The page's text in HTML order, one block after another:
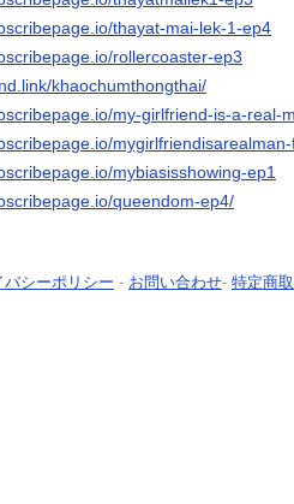
thayat-mai-lek-1-ep4
rollercoaster-ep3
khaochumthongthai/
my-girlfriend-is-a-real-
mybiasisshowing-ep1
queendom-ep4/
バシーポリシー - お問い合わせ- 特定商